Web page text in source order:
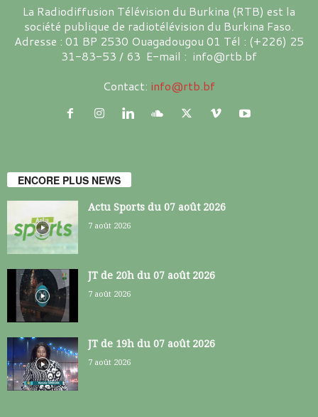
La Radiodiffusion Télévision du Burkina (RTB) est la
société publique de radiotélévision du Burkina Faso.
Adresse : 01 BP 2530 Ouagadougou 01 Tél : (+226) 25
31-83-53 / 63 E-mail : info@rtb.bf
Contact: info@rtb.bf
ENCORE PLUS NEWS
Actu Sports du 07 août 2026
7 août 2026
JT de 20h du 07 août 2026
7 août 2026
JT de 19h du 07 août 2026
7 août 2026